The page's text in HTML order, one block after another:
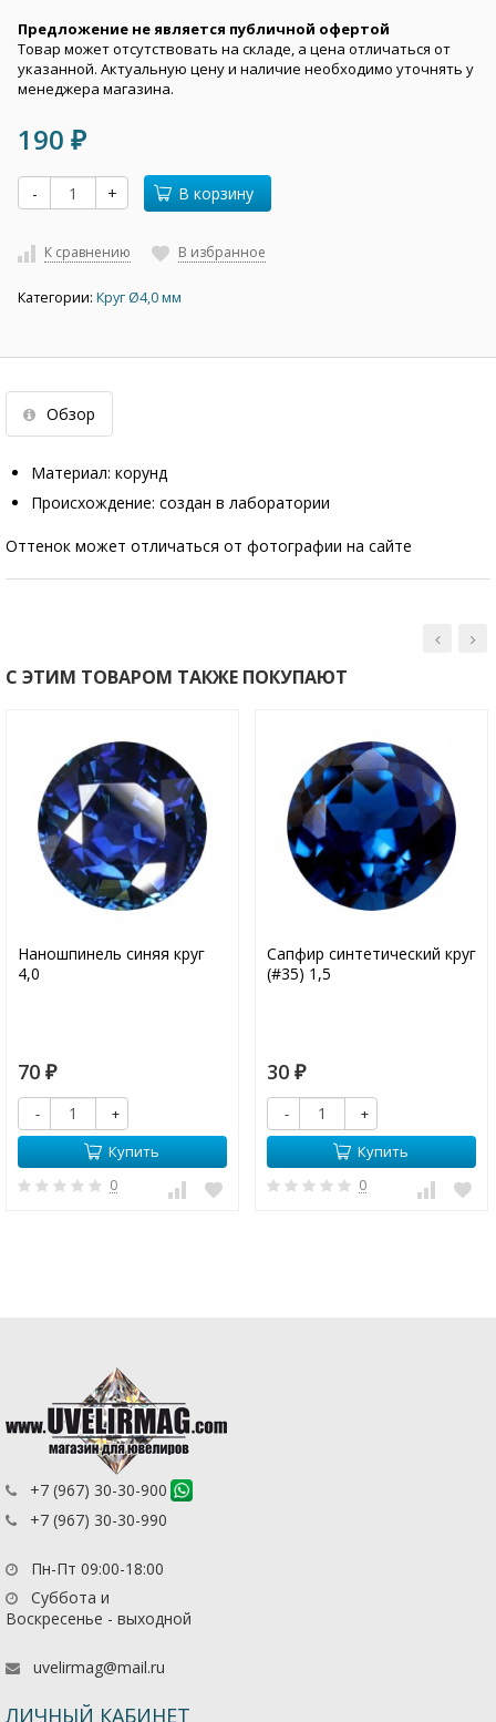
Предложение не является публичной офертой
Товар может отсутствовать на складе, а цена отличаться от
указанной. Актуальную цену и наличие необходимо уточнять у
менеджера магазина.
190 ₽
- + В корзину
К сравнению В избранное
Категории: Круг Ø4,0 мм
Обзор
Материал: корунд
Происхождение: создан в лаборатории
Оттенок может отличаться от фотографии на сайте
С ЭТИМ ТОВАРОМ ТАКЖЕ ПОКУПАЮТ
Наношпинель синяя круг
4,0
70 ₽
-
+
Купить
0
Сапфир синтетический круг
(#35) 1,5
30 ₽
-
+
Купить
0
+7 (967) 30-30-900
+7 (967) 30-30-990
Пн-Пт 09:00-18:00
Суббота и
Воскресенье - выходной
uvelirmag@mail.ru
ЛИЧНЫЙ КАБИНЕТ